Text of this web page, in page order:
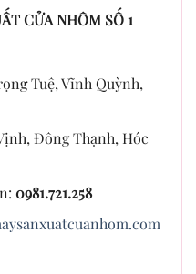
CỬA NHÔM SỐ 1
Tuệ, Vĩnh Quỳnh,
Đông Thạnh, Hóc
0981.721.258